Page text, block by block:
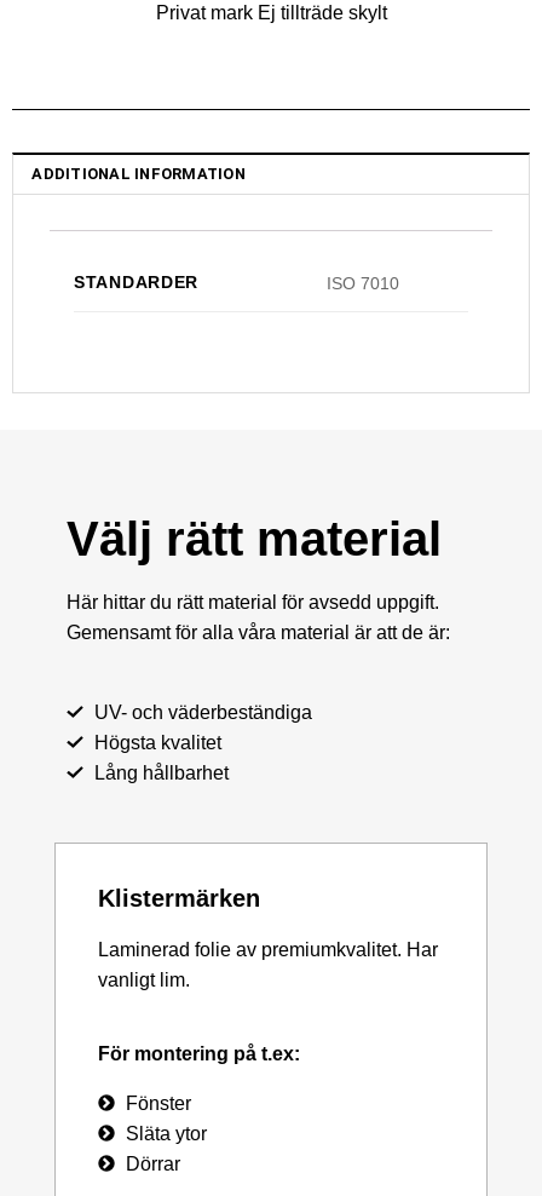
Privat mark Ej tillträde skylt
ADDITIONAL INFORMATION
STANDARDER ISO 7010
Välj rätt material
Här hittar du rätt material för avsedd uppgift.
Gemensamt för alla våra material är att de är:
UV- och väderbeständiga
Högsta kvalitet
Lång hållbarhet
Klistermärken
Laminerad folie av premiumkvalitet. Har
vanligt lim.
För montering på t.ex:
Fönster
Släta ytor
Dörrar